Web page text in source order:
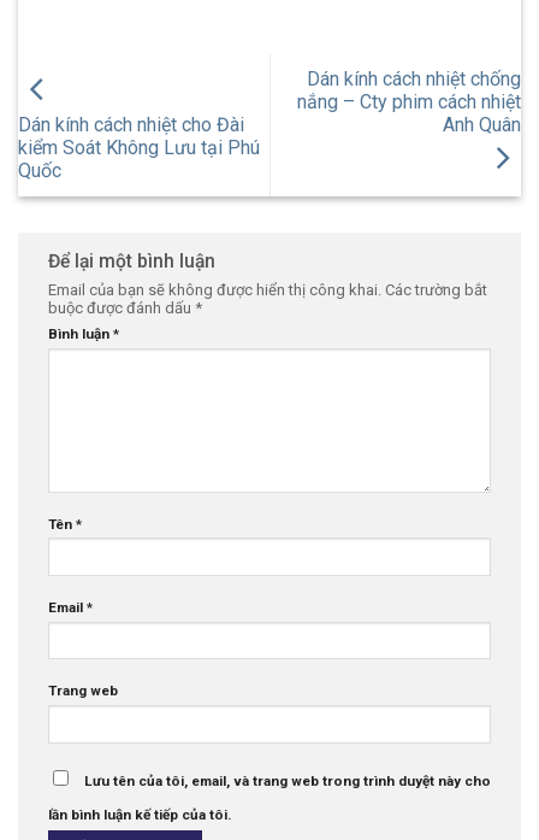
Dán kính cách nhiệt cho Đài
kiểm Soát Không Lưu tại Phú
Quốc
Dán kính cách nhiệt chống
nắng – Cty phim cách nhiệt
Anh Quân
Để lại một bình luận
Email của bạn sẽ không được hiển thị công khai. Các trường bắt
buộc được đánh dấu *
Bình luận *
Tên *
Email *
Trang web
Lưu tên của tôi, email, và trang web trong trình duyệt này cho
lần bình luận kế tiếp của tôi.